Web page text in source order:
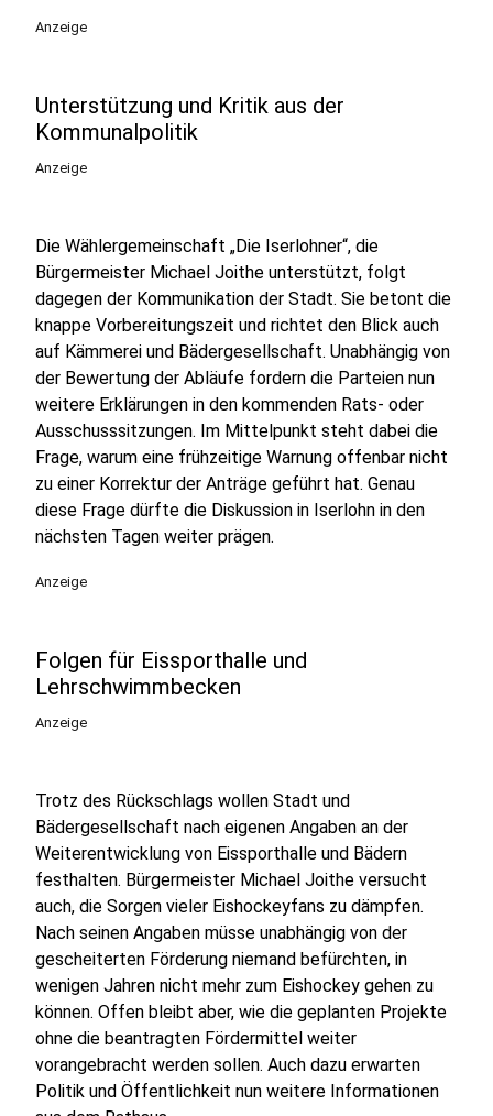
Anzeige
Unterstützung und Kritik aus der
Kommunalpolitik
Anzeige
Die Wählergemeinschaft „Die Iserlohner“, die
Bürgermeister Michael Joithe unterstützt, folgt
dagegen der Kommunikation der Stadt. Sie betont die
knappe Vorbereitungszeit und richtet den Blick auch
auf Kämmerei und Bädergesellschaft. Unabhängig von
der Bewertung der Abläufe fordern die Parteien nun
weitere Erklärungen in den kommenden Rats- oder
Ausschusssitzungen. Im Mittelpunkt steht dabei die
Frage, warum eine frühzeitige Warnung offenbar nicht
zu einer Korrektur der Anträge geführt hat. Genau
diese Frage dürfte die Diskussion in Iserlohn in den
nächsten Tagen weiter prägen.
Anzeige
Folgen für Eissporthalle und
Lehrschwimmbecken
Anzeige
Trotz des Rückschlags wollen Stadt und
Bädergesellschaft nach eigenen Angaben an der
Weiterentwicklung von Eissporthalle und Bädern
festhalten. Bürgermeister Michael Joithe versucht
auch, die Sorgen vieler Eishockeyfans zu dämpfen.
Nach seinen Angaben müsse unabhängig von der
gescheiterten Förderung niemand befürchten, in
wenigen Jahren nicht mehr zum Eishockey gehen zu
können. Offen bleibt aber, wie die geplanten Projekte
ohne die beantragten Fördermittel weiter
vorangebracht werden sollen. Auch dazu erwarten
Politik und Öffentlichkeit nun weitere Informationen